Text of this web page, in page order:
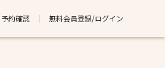
予約確認 無料会員登録/ログイン